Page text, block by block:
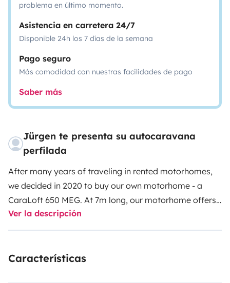
problema en último momento.
Asistencia en carretera 24/7
Disponible 24h los 7 días de la semana
Pago seguro
Más comodidad con nuestras facilidades de pago
Saber más
Jürgen te presenta su autocaravana
perfilada
After many years of traveling in rented motorhomes,
we decided in 2020 to buy our own motorhome - a
CaraLoft 650 MEG. At 7m long, our motorhome offers
everything you need to travel comfortably - a fully
equipped kitchen, two large and comfortable
shower. Your bicycles can be kept safe in the garage.
Ver la descripción
Características